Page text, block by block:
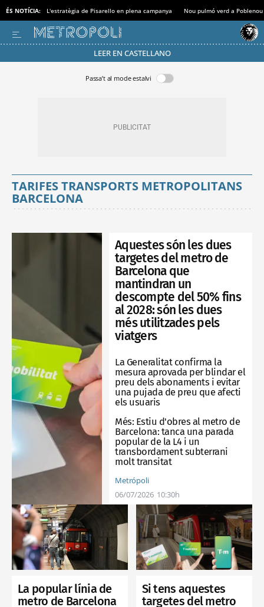
ÉS NOTÍCIA: L'estratègia de Pisarello en plena campanya Nou pulmó verd a Poblenou
LEER EN CASTELLANO
Passa’t al mode estalvi
TARIFES TRANSPORTS METROPOLITANS
BARCELONA
Aquestes són les dues
targetes del metro de
Barcelona que
mantindran un
descompte del 50% fins
al 2028: són les dues
més utilitzades pels
viatgers
La Generalitat confirma la
mesura aprovada per blindar el
preu dels abonaments i evitar
una pujada de preu que afecti
els usuaris
Més: Estiu d'obres al metro de
Barcelona: tanca una parada
popular de la L4 i un
transbordament subterrani
molt transitat
Metrópoli
06/07/2026 10:30h
La popular línia de
metro de Barcelona
Si tens aquestes
targetes del metro